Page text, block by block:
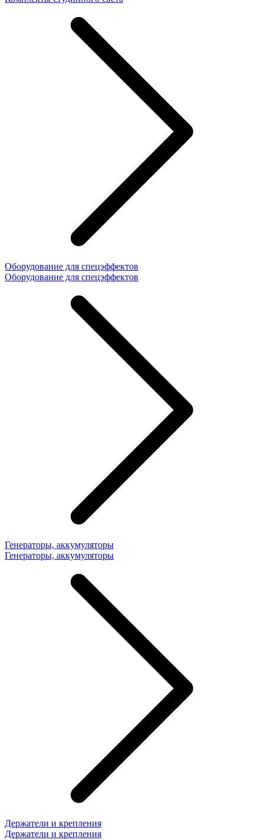
Оборудование для спецэффектов
Оборудование для спецэффектов
Генераторы, аккумуляторы
Генераторы, аккумуляторы
Держатели и крепления
Держатели и крепления